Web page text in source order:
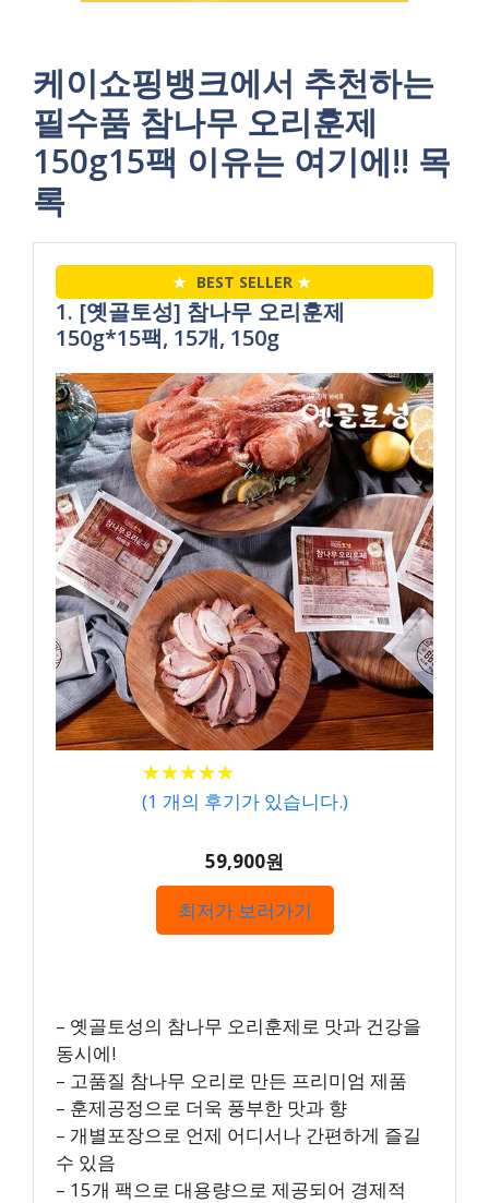
케이쇼핑뱅크에서 추천하는
필수품 참나무 오리훈제
150g15팩 이유는 여기에!! 목
록
★ BEST SELLER ★
1. [옛골토성] 참나무 오리훈제
150g*15팩, 15개, 150g
★★★★★
★★★★★
(1 개의 후기가 있습니다.)
59,900원
최저가 보러가기
– 옛골토성의 참나무 오리훈제로 맛과 건강을
동시에!
– 고품질 참나무 오리로 만든 프리미엄 제품
– 훈제공정으로 더욱 풍부한 맛과 향
– 개별포장으로 언제 어디서나 간편하게 즐길
수 있음
– 15개 팩으로 대용량으로 제공되어 경제적